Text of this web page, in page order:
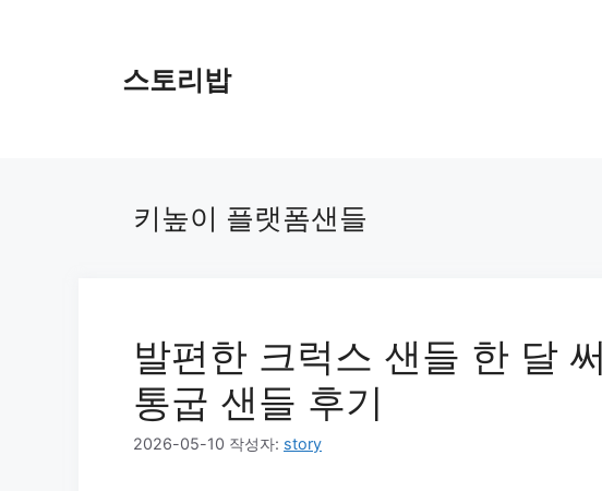
스토리밥
키높이 플랫폼샌들
발편한 크럭스 샌들 한 달
통굽 샌들 후기
2026-05-10 작성자: story